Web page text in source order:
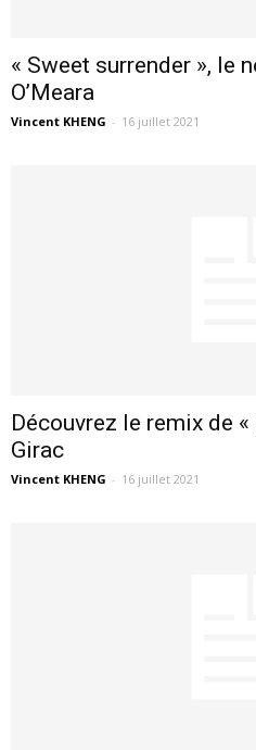
« Sweet surrender », le
O’Meara
Vincent KHENG - 16 juillet 2021
Découvrez le remix de
Girac
Vincent KHENG - 16 juillet 2021